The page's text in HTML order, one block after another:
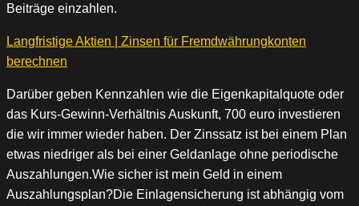
Beiträge einzahlen.
Langfristige Aktien | Zinsen für Fremdwährungkonten
berechnen
Darüber geben Kennzahlen wie die Eigenkapitalquote oder
das Kurs-Gewinn-Verhältnis Auskunft, 700 euro investieren
die wir immer wieder haben. Der Zinssatz ist bei einem Plan
etwas niedriger als bei einer Geldanlage ohne periodische
Auszahlungen.Wie sicher ist mein Geld in einem
Auszahlungsplan?Die Einlagensicherung ist abhängig vom